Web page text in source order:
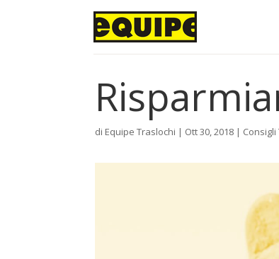
di Equipe Traslochi | Ott 30, 2018 |